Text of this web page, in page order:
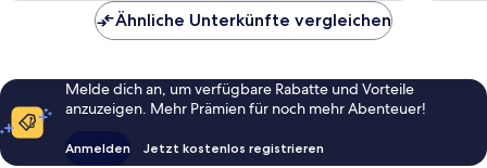
Ähnliche Unterkünfte vergleichen
Melde dich an, um verfügbare Rabatte und Vorteile
anzuzeigen. Mehr Prämien für noch mehr Abenteuer!
Anmelden Jetzt kostenlos registrieren